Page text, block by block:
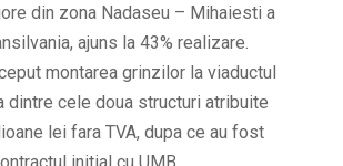
din zona Nadaseu – Mihaiesti a
ajuns la 43% realizare.
montarea grinzilor la viaductul
dintre cele doua structuri atribuite
lei fara TVA, dupa ce au fost
initial cu UMB.